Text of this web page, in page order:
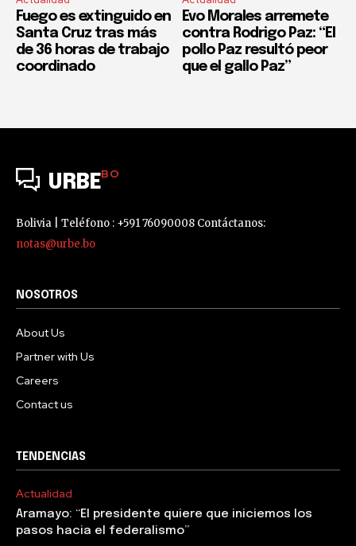
Fuego es extinguido en
Santa Cruz tras más
de 36 horas de trabajo
coordinado
Evo Morales arremete
contra Rodrigo Paz: “El
pollo Paz resultó peor
que el gallo Paz”
URBEBO
Bolivia | Teléfono : +591 76090008 Contáctanos:
notas@urbe.bo
NOSOTROS
About Us
Partner with Us
Careers
Contact us
TENDENCIAS
Actualidad
Aramayo: “El presidente quiere que iniciemos los
pasos hacia el federalismo”